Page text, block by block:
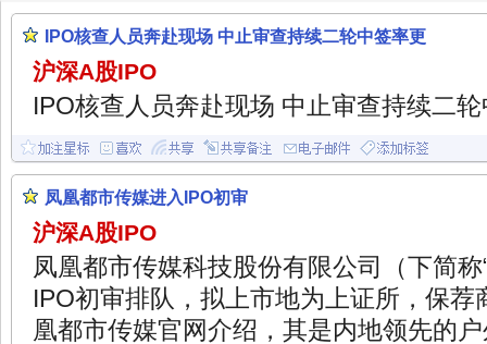
IPO核查人员奔赴现场 中止审查持续二轮中签率更
沪深A股IPO
IPO核查人员奔赴现场 中止审查持续二
凤凰都市传媒进入IPO初审
沪深A股IPO
凤凰都市传媒科技股份有限公司（下简
IPO初审排队，拟上市地为上证所，
凰都市传媒官网介绍，其是内地领先的